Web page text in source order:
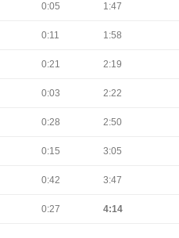
0:05 1:47
0:11 1:58
0:21 2:19
0:03 2:22
0:28 2:50
0:15 3:05
0:42 3:47
0:27 4:14